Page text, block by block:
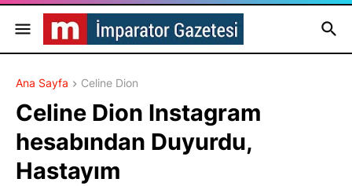
Ana Sayfa Celine Dion
Celine Dion Instagram
hesabından Duyurdu,
Hastayım